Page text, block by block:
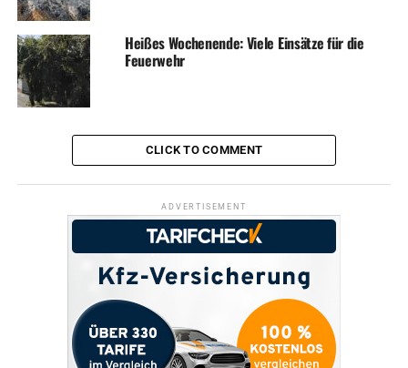
Heißes Wochenende: Viele Einsätze für die
Feuerwehr
CLICK TO COMMENT
ADVERTISEMENT